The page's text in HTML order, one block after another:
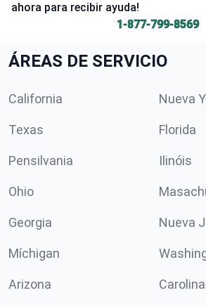
ahora para recibir ayuda!
1-877-799-8569
ÁREAS DE SERVICIO
California Nueva
Texas Florida
Pensilvania Ilinóis
Ohio
Georgia Nueva
Míchigan
Arizona